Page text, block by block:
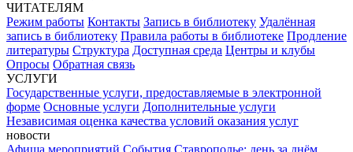
ЧИТАТЕЛЯМ
Режим работы Контакты Запись в библиотеку Удалённая
запись в библиотеку Правила работы в библиотеке Продление
литературы Структура Доступная среда Центры и клубы
Опросы Обратная связь
УСЛУГИ
Государственные услуги, предоставляемые в электронной
форме Основные услуги Дополнительные услуги
Независимая оценка качества условий оказания услуг
новости
Афиша мероприятий События Ставрополье: день за днём